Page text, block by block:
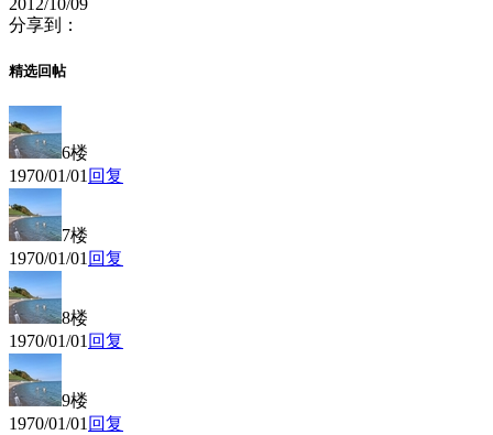
分享到：
精选回帖
6楼
1970/01/01 回复
7楼
1970/01/01 回复
8楼
1970/01/01 回复
9楼
1970/01/01 回复